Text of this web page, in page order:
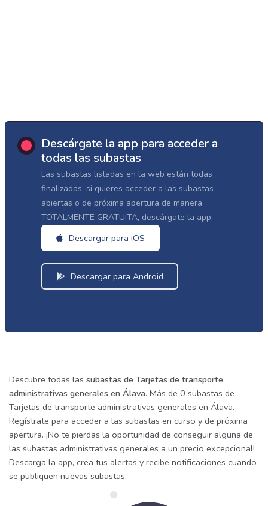
Descárgate la app para acceder a
todas las subastas
Las subastas listadas en la web están todas
finalizadas, si quieres acceder a las subastas
abiertas o de próxima apertura de manera
TOTALMENTE GRATUITA, descárgate la app.
Descargar para iOS
Descargar para Android
Descubre todas las subastas de Tarjetas de transporte
administrativas generales en Álava. Más de 0 subastas de
Tarjetas de transporte administrativas generales en Álava.
Regístrate para acceder a las subastas en curso y de próxima
apertura. ¡No te pierdas la oportunidad de conseguir alguna de
las subastas administrativas generales a un precio excepcional!
Descarga la app, crea tus alertas y recibe notificaciones cuando
se publiquen nuevas subastas.